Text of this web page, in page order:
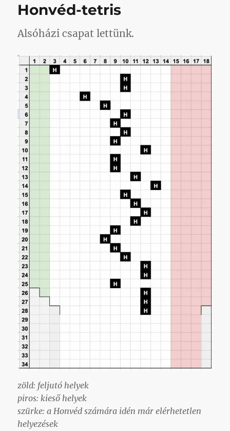
Honvéd-tetris
Alsóházi csapat lettünk.
zöld: feljutó helyek
piros: kieső helyek
szürke: a Honvéd számára idén már elérhetetlen
helyezések